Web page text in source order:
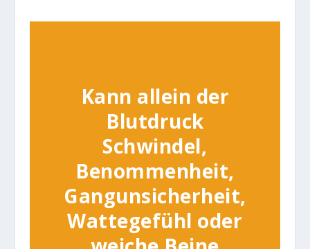
Kann allein der
Blutdruck
Schwindel,
Benommenheit,
Gangunsicherheit,
Wattegefühl oder